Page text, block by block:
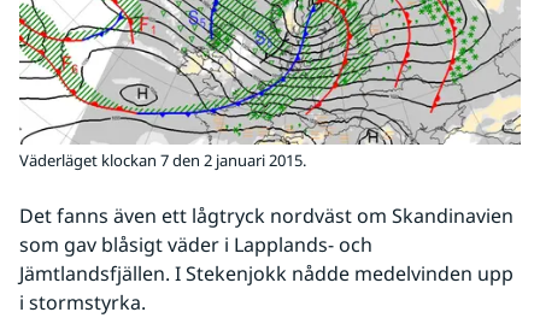
Väderläget klockan 7 den 2 januari 2015.
Det fanns även ett lågtryck nordväst om Skandinavien
som gav blåsigt väder i Lapplands- och
Jämtlandsfjällen. I Stekenjokk nådde medelvinden upp
i stormstyrka.